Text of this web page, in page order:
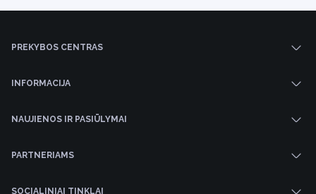
PREKYBOS CENTRAS
INFORMACIJA
NAUJIENOS IR PASIŪLYMAI
PARTNERIAMS
SOCIALINIAI TINKLAI